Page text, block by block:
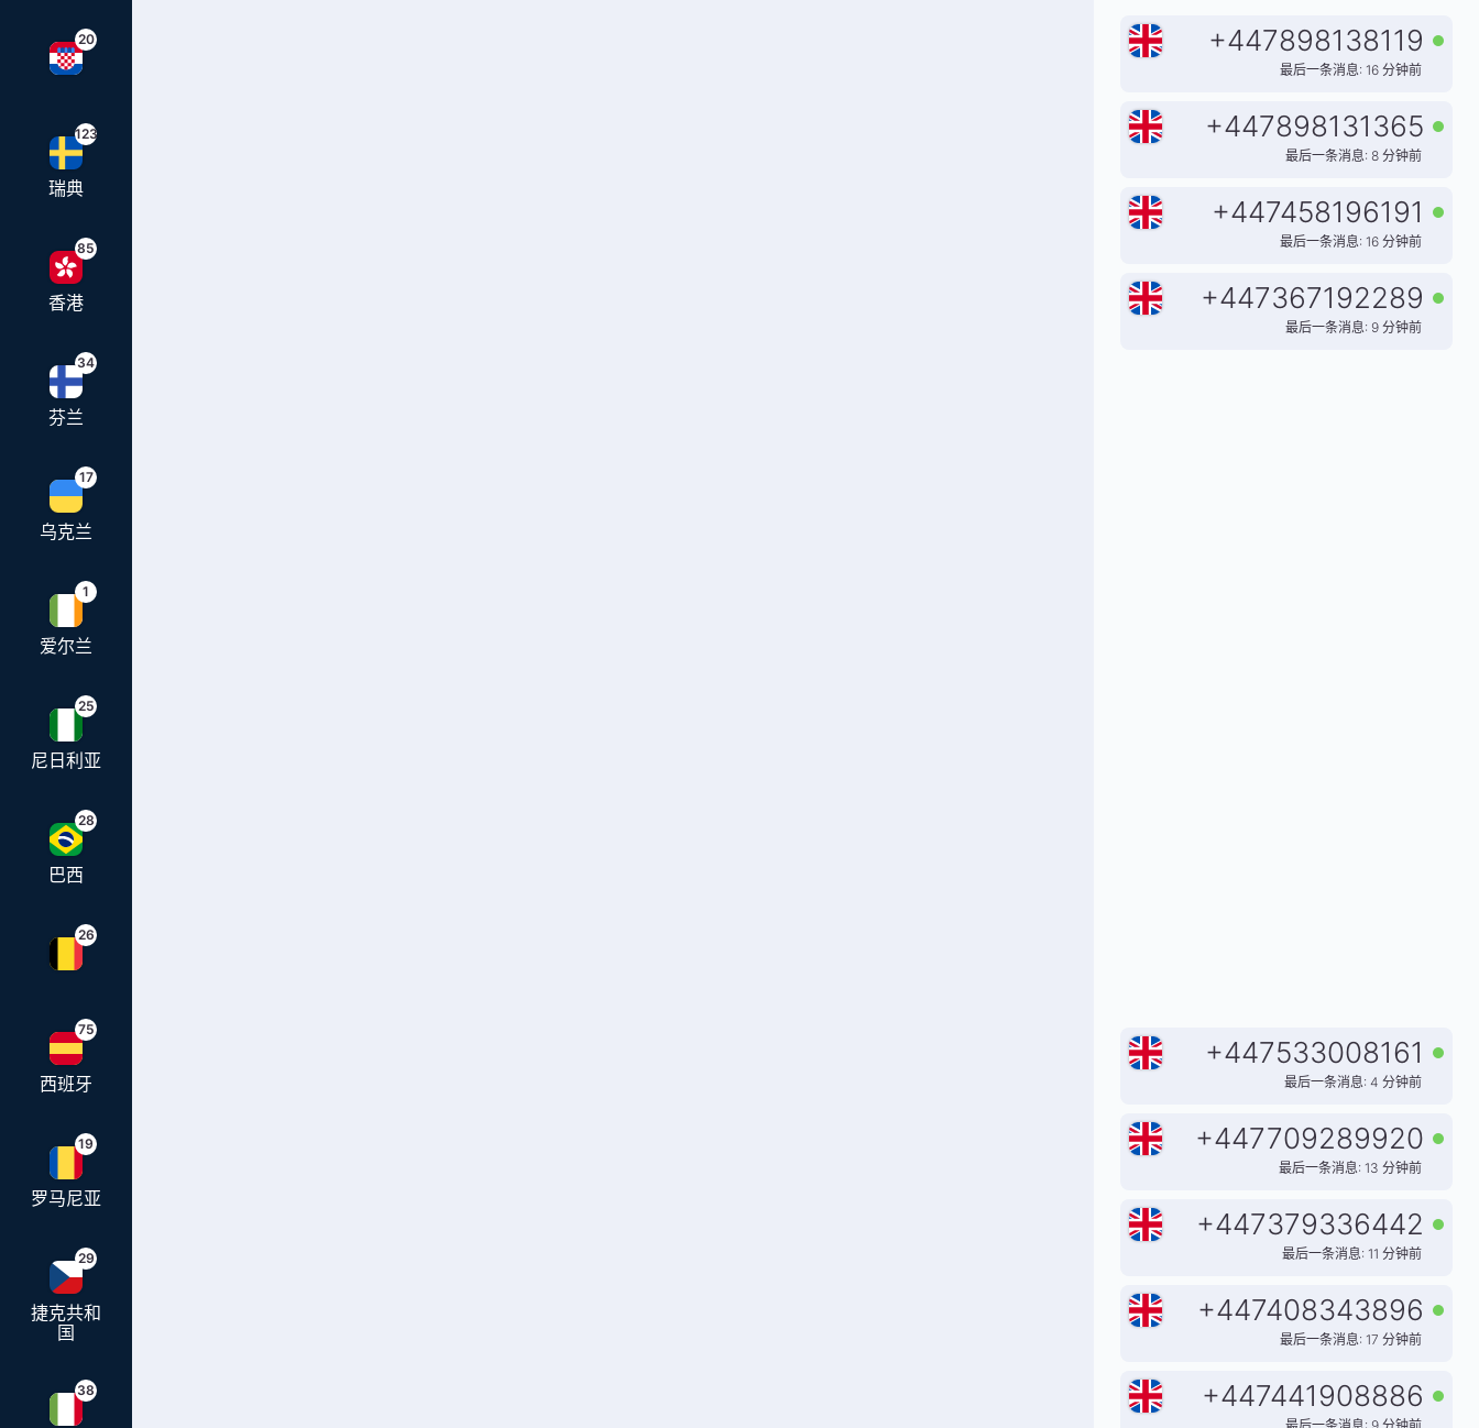
20
123
瑞典
85
香港
34
芬兰
17
乌克兰
1
爱尔兰
25
尼日利亚
28
巴西
26
75
西班牙
19
罗马尼亚
29
捷克共和
国
38
+447898138119
最后一条消息: 16 分钟前
+447898131365
最后一条消息: 8 分钟前
+447458196191
最后一条消息: 16 分钟前
+447367192289
最后一条消息: 9 分钟前
+447533008161
最后一条消息: 4 分钟前
+447709289920
最后一条消息: 13 分钟前
+447379336442
最后一条消息: 11 分钟前
+447408343896
最后一条消息: 17 分钟前
+447441908886